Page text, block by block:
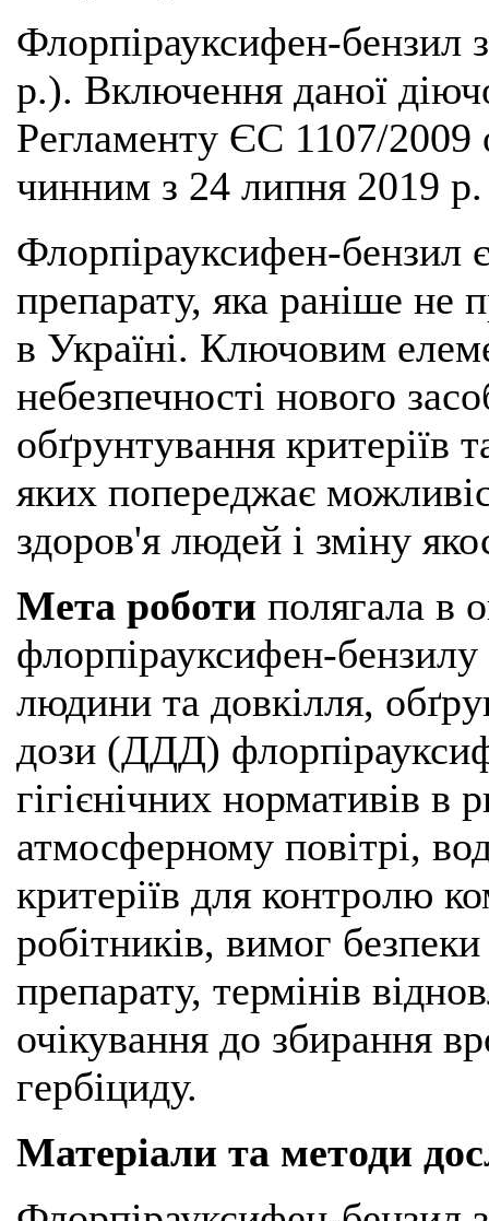
Флорпірауксифен-
р.). Включення даної
Регламенту ЄС 1107/2009
чинним з 24 липня 2019
Флорпірауксифен-
препарату, яка раніше не
в Україні. Ключовим
небезпечності нового
обґрунтування критеріїв
яких попереджає
здоров'я людей і зміну
Мета роботи полягала в
флорпірауксифен-
людини та довкілля,
дози (ДДД)
гігієнічних нормативів в
атмосферному повітрі,
критеріїв для контролю
робітників, вимог
препарату, термінів
очікування до збирання
гербіциду.
Матеріали та методи